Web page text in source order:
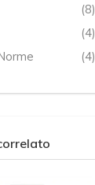
(8)
(4)
(4)